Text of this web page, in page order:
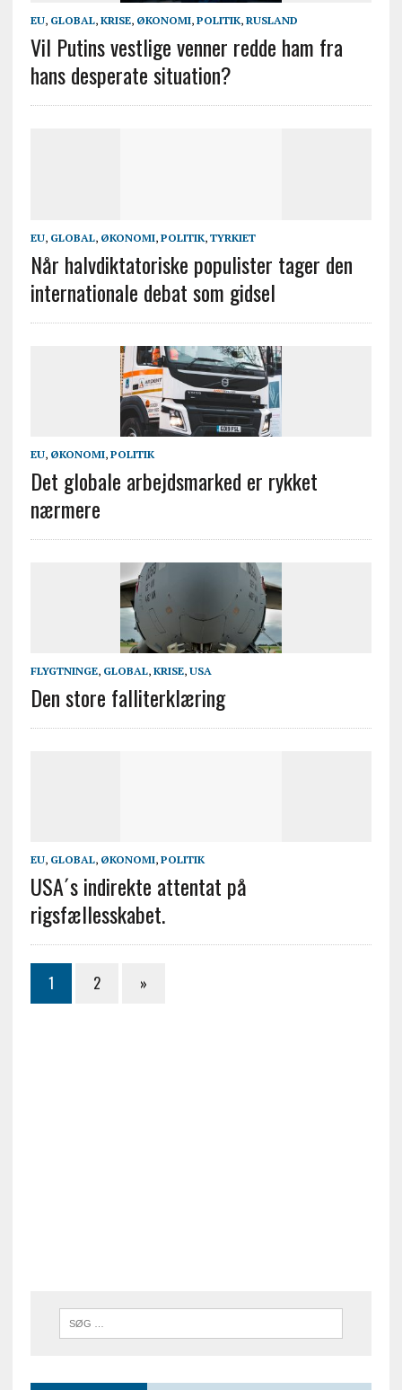
EU, GLOBAL, KRISE, ØKONOMI, POLITIK, RUSLAND
Vil Putins vestlige venner redde ham fra
hans desperate situation?
EU, GLOBAL, ØKONOMI, POLITIK, TYRKIET
Når halvdiktatoriske populister tager den
internationale debat som gidsel
EU, ØKONOMI, POLITIK
Det globale arbejdsmarked er rykket
nærmere
FLYGTNINGE, GLOBAL, KRISE, USA
Den store falliterklæring
EU, GLOBAL, ØKONOMI, POLITIK
USA´s indirekte attentat på
rigsfællesskabet.
1 2 »